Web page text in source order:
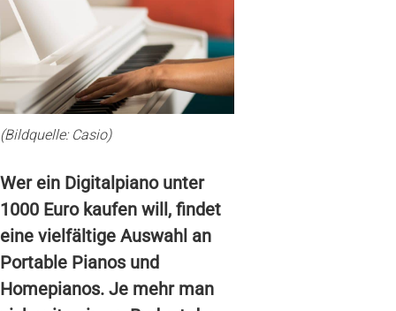
(Bildquelle: Casio)
Wer ein Digitalpiano unter
1000 Euro kaufen will, findet
eine vielfältige Auswahl an
Portable Pianos und
Homepianos. Je mehr man